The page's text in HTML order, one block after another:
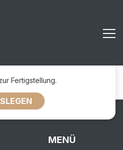
Fertigstellung.
MENÜ